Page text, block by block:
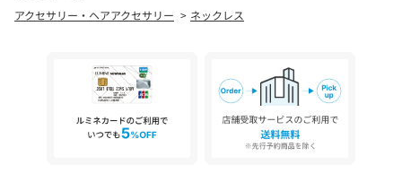
アクセサリー・ヘアアクセサリー ネックレス